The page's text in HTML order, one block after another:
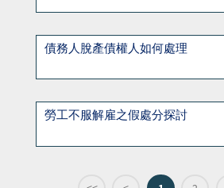
債務人脫產債權人如何處理
勞工不服解雇之假處分探討